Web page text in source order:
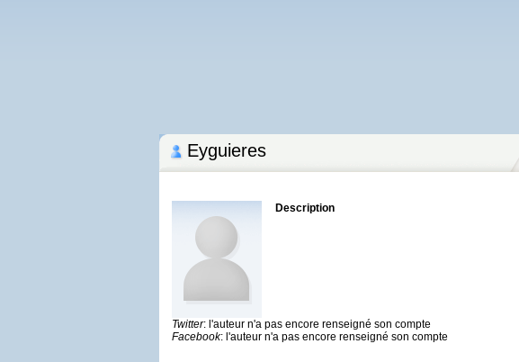
Eyguieres
Description
Twitter: l'auteur n'a pas encore renseigné son compte
Facebook: l'auteur n'a pas encore renseigné son compte